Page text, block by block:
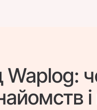
Waplog:
і